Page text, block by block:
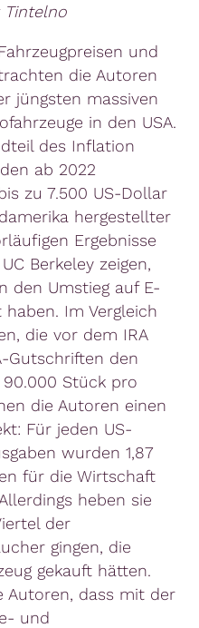
Tintelno
und
die Autoren
jüngsten massiven
in den USA.
des Inflation
ab 2022
zu 7.500 US-Dollar
hergestellter
Ergebnisse
Berkeley zeigen,
den Umstieg auf E-
Im Vergleich
die vor dem IRA
Gutschriften den
Stück pro
die Autoren einen
Für jeden US-
wurden 1,87
für die Wirtschaft
heben sie
der
gingen, die
gekauft hätten.
Autoren, dass mit der
und